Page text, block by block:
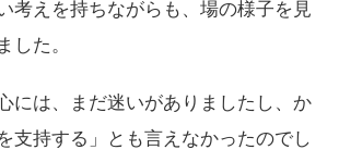
考えを持ちながらも、場の様子を見
した。
には、まだ迷いがありましたし、か
支持する」とも言えなかったのでし